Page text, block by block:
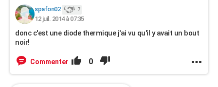
spafon02 7
12 juil. 2014 à 07:35
donc c'est une diode thermique j'ai vu qu'il y avait un bout
noir!
Commenter 0